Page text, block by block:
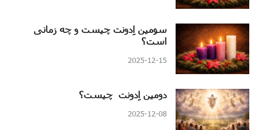
سومین اِدونت چیست و چه زمانی
است؟
2025-12-15
دومین اِدونت چیست؟
2025-12-08